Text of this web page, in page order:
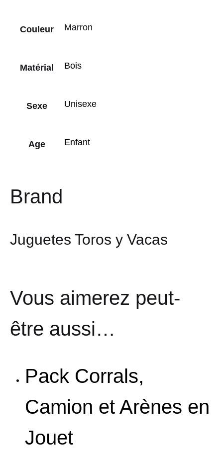
Couleur Marron
Matérial Bois
Sexe Unisexe
Age Enfant
Brand
Juguetes Toros y Vacas
Vous aimerez peut-
être aussi…
Pack Corrals,
Camion et Arènes en
Jouet